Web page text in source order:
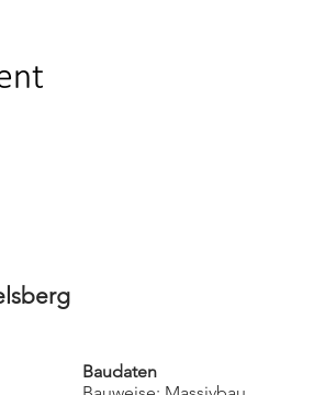
Baudaten